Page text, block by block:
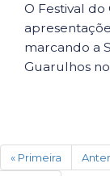
O Festival do
marcando a
Guarulhos
« Primeira